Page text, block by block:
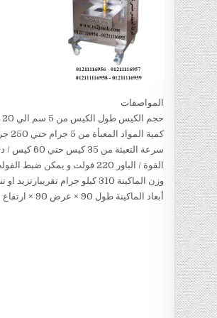
المواصفات
حجم الكيس طول الكيس من 5 سم الي 20 سم وعرض من 4 سم الي 14سم تقريبا و يمكن تعديل طول الكيس و عرض الكيس حسب متطلبات العمل
كمية المواد المعبأة من 5 جرام حتي 250 جرام تقريبا و يمكن تعديله حتي 500 جرام تقريبا
سرعة التعبئة من 35 كيس حتي 60 كيس / دقيقة تقريبا و لمادة التغليف اعتبار في السرعه
القوة / الباور 220 فولت و يمكن ضبط الفولت حسب الكهرباء المتاحه 1.2 كيلو وات تقريبا
وزن الماكينة 310 كيلو جرام تقريبارتزيد او تنقص حسب تحديثات الماكينة
أبعاد الماكينة طول 90 × عرض 90 × ارتفاع 180 سم تقريبا و يمكن فك الماكينة و تركيبها في اي مكان